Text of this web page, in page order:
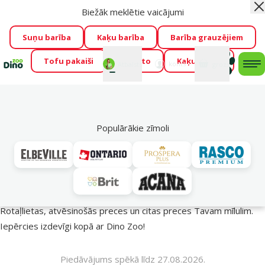
Visu mēnesi Dino Zoo piedāvā lieliskas cenas mīluļu TOP
barībām! 🍖→Skatīt piedāvājumu!
Fotokonkurss “GADA ŪSAIŅI”!
Varbūt tieši Tavs mīlulis
būs 2027. gada zvaigzne
→Piedalīties
Mans
konts
Biežāk meklētie vaicājumi
Suņu barība Kaķu barība Barība grauzējiem
Tofu pakaiši Foresto Kaķu mājas
Populārākie zīmoli
Vasara turpinās – atlaides katrai gaumei!
Rotaļlietas, atvēsinošās preces un citas preces Tavam mīlulim.
Iepērcies izdevīgi kopā ar Dino Zoo!
Piedāvājums spēkā līdz 27.08.2026.